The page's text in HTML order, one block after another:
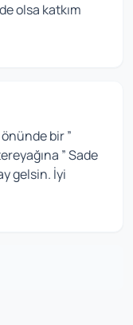
olsa katkım
bir ”
” Sade
gelsin. İyi